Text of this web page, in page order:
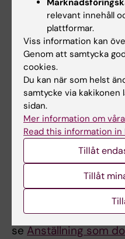
Förmåner från
Som statligt anställd
anställning få stöd
Vilket stöd du får
till att du inte längre
många år du har varit
arbetsgivare. Kortare
om max 8 dagar får
information om vilka
av, läs mer på
få sex års
seAnställning som
relevant innehåll
plattformar.
Viss information kan
Genom att samtycka
cookies.
Du kan när som helst
samtycke via
sidan.
Mer information om
Read this information in
Tillåt
Tillåt